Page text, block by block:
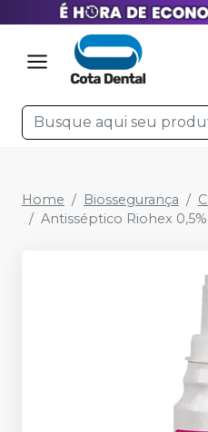
Home Biossegurança
Antisséptico Riohex